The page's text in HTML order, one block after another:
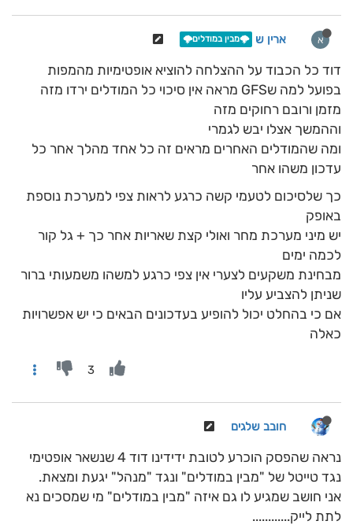
א ארין ש 🌩️מבין במודלים🌩️
דוד כל הכבוד על ההצלחה להוציא אופטימיות מהמפות
בפועל למה שGFS מראה אין סיכוי כל המודלים ירדו מזה
מזמן ורובם רחוקים מזה
וההמשך אצלו יבש לגמרי
ומה שהמודלים האחרים מראים זה כל אחד מהלך אחר כל
עדכון משהו אחר
כך שלסיכום לטעמי קשה כרגע לראות צפי למערכת נוספת
באופק
יש מיני מערכת מחר ואולי קצת שאריות אחר כך + גל קור
לכמה ימים
מבחינת משקעים לצערי אין צפי כרגע למשהו משמעותי ברור
שניתן להצביע עליו
אם כי בהחלט יכול להופיע בעדכונים הבאים כי יש אפשרויות
כאלה
3
חובב שלגים
נראה שהפסק הוכרע לטובת ידידינו דוד 4 שנשאר אופטימי
נגד טייטל של "מבין במודלים" ונגד "מנהל" יגעת ומצאת.
אני חושב שמגיע לו גם איזה "מבין במודלים" מי שמסכים נא
לתת לייק............